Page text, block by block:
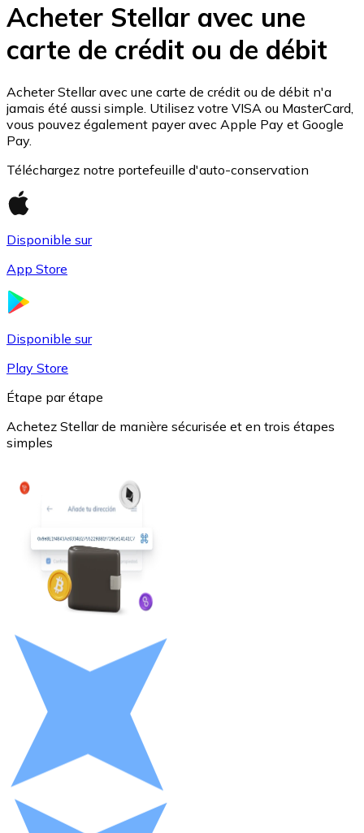
Ethereum
ETH
LTC
XRP
Acheter Stellar avec une
carte de crédit ou de débit
Acheter Stellar avec une carte de crédit ou de débit n'a
jamais été aussi simple. Utilisez votre VISA ou MasterCard,
vous pouvez également payer avec Apple Pay et Google
Pay.
Téléchargez notre portefeuille d'auto-conservation
Disponible sur
App Store
Disponible sur
Play Store
Étape par étape
Achetez Stellar de manière sécurisée et en trois étapes
simples